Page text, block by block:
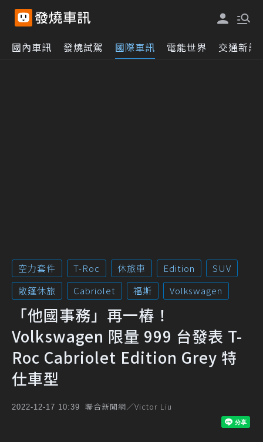
國內車訊 發燒試駕 國際車訊 電能世界 交通新訊
空力套件 T-Roc 休旅車 Edition
SUV
敞篷休旅
Cabriolet 福斯 Volkswagen
「他國事務」再一樁！
Volkswagen 限量 999 台發表 T-
Roc Cabriolet Edition Grey 特
仕車型
2022-12-17 10:39 聯合新聞網／Victor Liu